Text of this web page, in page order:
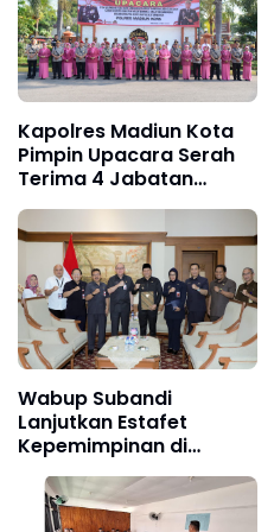
Kapolres Madiun Kota
Pimpin Upacara Serah
Terima 4 Jabatan
Penting
Wabup Subandi
Lanjutkan Estafet
Kepemimpinan di
Pemkab Sidoarjo